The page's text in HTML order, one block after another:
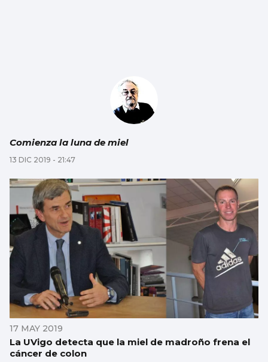
Comienza la luna de miel
13 DIC 2019 - 21:47
17 MAY 2019
La UVigo detecta que la miel de madroño frena el
cáncer de colon